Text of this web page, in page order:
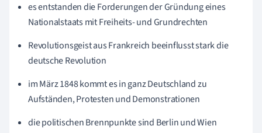
es entstanden die Forderungen der Gründung eines
Nationalstaats mit Freiheits- und Grundrechten
Revolutionsgeist aus Frankreich beeinflusst stark die
deutsche Revolution
im März 1848 kommt es in ganz Deutschland zu
Aufständen, Protesten und Demonstrationen
die politischen Brennpunkte sind Berlin und Wien